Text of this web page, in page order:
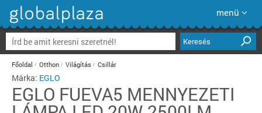
menü
Keresés
Főoldal Otthon Világítás Csillár
Márka: EGLO
EGLO FUEVA5 MENNYEZETI